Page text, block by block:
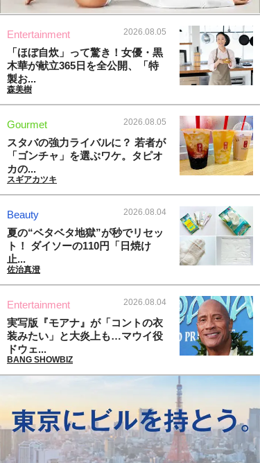
Entertainment 2026.08.05
「ほぼ自炊」って驚き！女優・黒
木華が献立365日を全公開、「特
製お...
森美樹
Gourmet 2026.08.05
スタバの強力ライバルに？ 若者が
「ゴンチャ」を選ぶワケ。タピオ
カの...
スギアカツキ
Beauty 2026.08.04
夏の“ベタベタ地獄”が秒でリセッ
ト！ ダイソーの110円「日焼け
止...
佐治真澄
Entertainment 2026.08.04
実写版『モアナ』が「コントの衣
装みたい」と大炎上も…マウイ役
ドウェ...
BANG SHOWBIZ